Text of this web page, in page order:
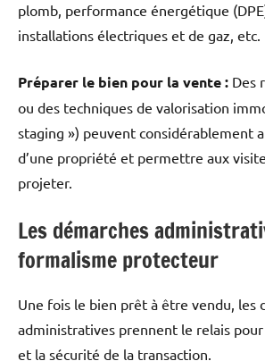
plomb, performance énergétique
installations électriques et de gaz, etc.
Préparer le bien pour la vente : Des
ou des techniques de valorisation
staging ») peuvent considérablement
d’une propriété et permettre aux
projeter.
Les démarches
formalisme protecteur
Une fois le bien prêt à être vendu, les
administratives prennent le relais
et la sécurité de la transaction.